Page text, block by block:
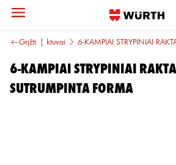
Grįžti
L formos atsuktuvai 6-KAMPIAI STRYPINIAI
6-KAMPIAI STRYPINIAI
SUTRUMPINTA FORMA